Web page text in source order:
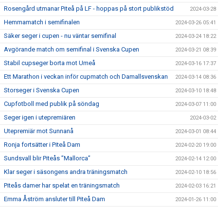
Rosengård utmanar Piteå på LF - hoppas på stort publikstöd 2024-03-28
Hemmamatch i semifinalen 2024-03-26 05:41
Säker seger i cupen - nu väntar semifinal 2024-03-24 18:22
Avgörande match om semifinal i Svenska Cupen 2024-03-21 08:39
Stabil cupseger borta mot Umeå 2024-03-16 17:37
Ett Marathon i veckan inför cupmatch och Damallsvenskan 2024-03-14 08:36
Storseger i Svenska Cupen 2024-03-10 18:48
Cupfotboll med publik på söndag 2024-03-07 11:00
Seger igen i utepremiären 2024-03-02
Utepremiär mot Sunnanå 2024-03-01 08:44
Ronja fortsätter i Piteå Dam 2024-02-20 19:00
Sundsvall blir Piteås ”Mallorca” 2024-02-14 12:00
Klar seger i säsongens andra träningsmatch 2024-02-10 18:56
Piteås damer har spelat en träningsmatch 2024-02-03 16:21
Emma Åström ansluter till Piteå Dam 2024-01-26 11:00